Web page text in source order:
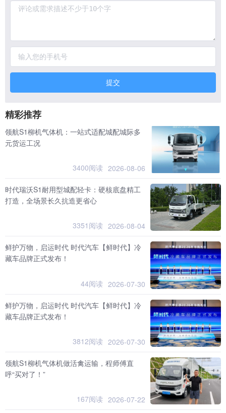
提交
精彩推荐
领航S1柳机气体机：一站式适配城配城际多
元货运工况
3400阅读 2026-08-06
时代瑞沃S1耐用型城配轻卡：硬核底盘精工
打造，全场景长久抗造更省心
3351阅读 2026-08-04
鲜护万物，启运时代 时代汽车【鲜时代】冷
藏车品牌正式发布！
44阅读 2026-07-30
鲜护万物，启运时代 时代汽车【鲜时代】冷
藏车品牌正式发布！
3812阅读 2026-07-30
领航S1柳机气体机做活禽运输，程师傅直
呼“买对了！”
167阅读 2026-07-22